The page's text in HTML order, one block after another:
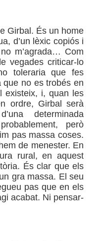
Girbal. És un home
d’un lèxic copiós i
m’agrada… Com
vegades criticar-lo
toleraria que fes
que no es trobés en
existeix, i, quan les
ordre, Girbal serà
determinada
però
pas massa coses.
de menester. En
rural, en aquest
És clar que els
gra massa. El seu
pas que en els
acabat. Ni pensar-